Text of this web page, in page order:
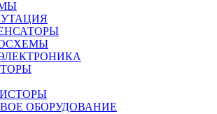
ОБОРУДОВАНИЕ